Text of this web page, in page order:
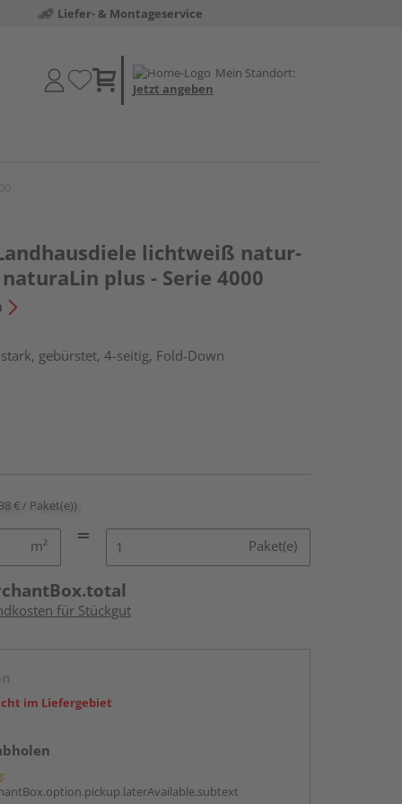
Liefer- & Montageservice
Mein Standort:
Jetzt angeben
lichtweiß natur-
plus - Serie 4000
gebürstet, 4-seitig, Fold-Down
€ / Paket(e))
m² Paket(e)
für Stückgut
im Liefergebiet